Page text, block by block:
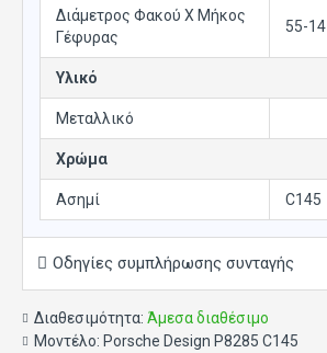
Διάμετρος Φακού X Μήκος
Γέφυρας
55-14
Υλικό
Μεταλλικό
Χρώμα
Ασημί C145
Οδηγίες συμπλήρωσης συνταγής
Διαθεσιμότητα: Άμεσα διαθέσιμο
Μοντέλο: Porsche Design P8285 C145